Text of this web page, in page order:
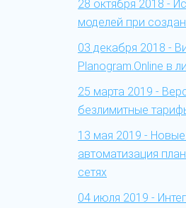
28 октября 2018 -
моделей при
03 декабря 2018 -
Planogram.Online в
25 марта 2019 -
безлимитные
13 мая 2019 -
автоматизация
сетях
04 июля 2019 -